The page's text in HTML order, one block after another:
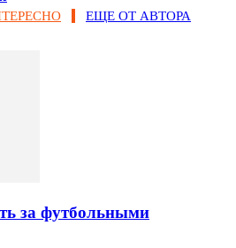
ЕЩЕ ОТ АВТОРА
за футбольными